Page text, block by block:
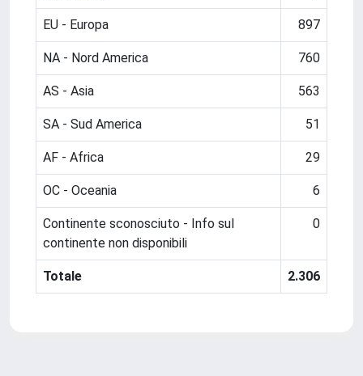
EU - Europa 897
NA - Nord America 760
AS - Asia 563
SA - Sud America 51
AF - Africa 29
OC - Oceania 6
Continente sconosciuto - Info sul
continente non disponibili
0
Totale 2.306